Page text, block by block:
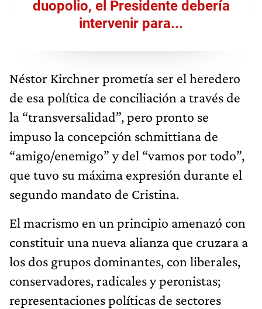
duopolio, el Presidente debería
intervenir para...
Néstor Kirchner prometía ser el heredero
de esa política de conciliación a través de
la “transversalidad”, pero pronto se
impuso la concepción schmittiana de
“amigo/enemigo” y del “vamos por todo”,
que tuvo su máxima expresión durante el
segundo mandato de Cristina.
El macrismo en un principio amenazó con
constituir una nueva alianza que cruzara a
los dos grupos dominantes, con liberales,
conservadores, radicales y peronistas;
representaciones políticas de sectores